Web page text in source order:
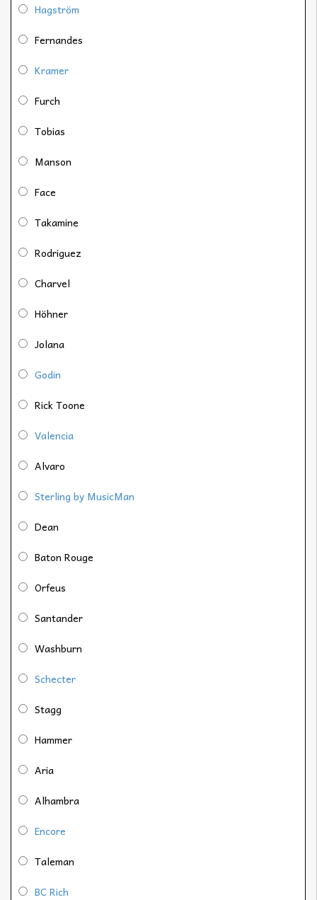
Hagström
Fernandes
Kramer
Furch
Tobias
Manson
Face
Takamine
Rodriguez
Charvel
Höhner
Jolana
Godin
Rick Toone
Valencia
Alvaro
Sterling by MusicMan
Dean
Baton Rouge
Orfeus
Santander
Washburn
Schecter
Stagg
Hammer
Aria
Alhambra
Encore
Taleman
BC Rich